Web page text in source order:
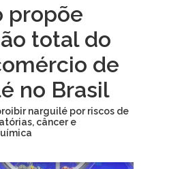
propõe
total do
de
no Brasil
narguilé por riscos de
câncer e